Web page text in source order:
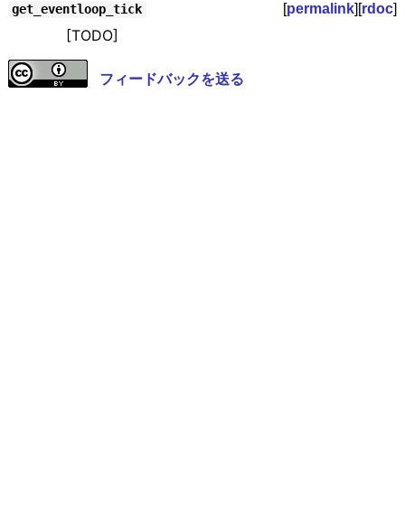
get_eventloop_tick [permalink][rdoc]
[TODO]
フィードバックを送る